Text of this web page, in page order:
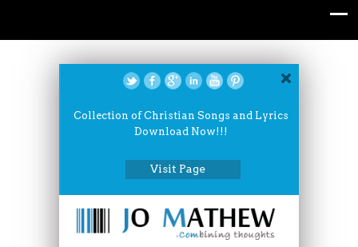
Collection of Christian Songs and Lyrics
Download Now!!!
Visit Page